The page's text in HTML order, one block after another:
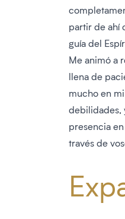
partir de ahí
guía del
Me animó a
llena de
mucho en
debilidades,
presencia
través de